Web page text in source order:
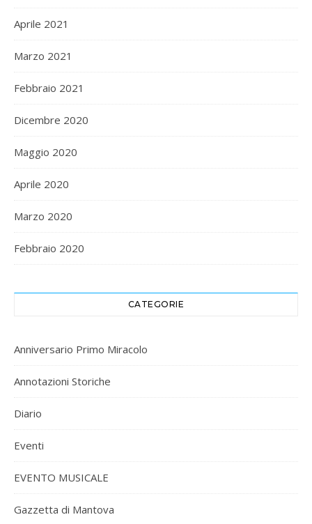
Aprile 2021
Marzo 2021
Febbraio 2021
Dicembre 2020
Maggio 2020
Aprile 2020
Marzo 2020
Febbraio 2020
CATEGORIE
Anniversario Primo Miracolo
Annotazioni Storiche
Diario
Eventi
EVENTO MUSICALE
Gazzetta di Mantova